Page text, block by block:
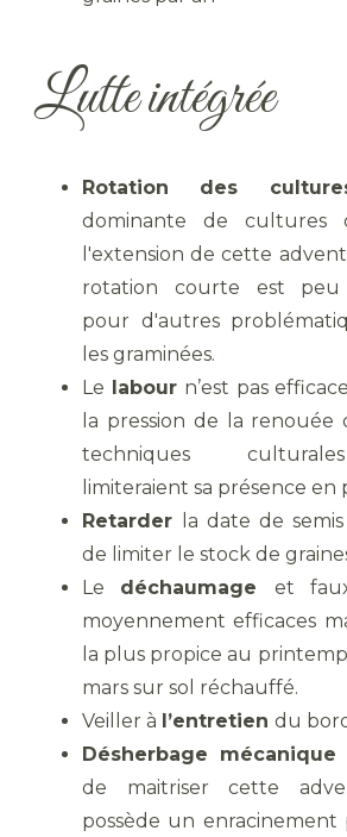
Lutte intégrée
Rotation des
dominante de cultures
l'extension de cette
rotation courte est peu
pour d'autres
les graminées.
Le labourn’est pas
la pression de la renouée
techniques
limiteraient sa présence en
Retarder
la date de
de limiter le stock de
Le déchaumage et
moyennement efficaces
la plus propice au
mars sur sol réchauffé.
Veiller à l’entretien du
Désherbage mécanique
de maitriser cette
possède un enracinement